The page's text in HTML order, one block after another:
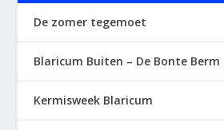
De zomer tegemoet
Blaricum Buiten – De Bonte Berm
Kermisweek Blaricum